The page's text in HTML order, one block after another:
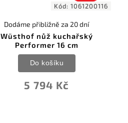
Kód:1061200116
Wüsthof nůž kuchařský
Performer 16 cm
Dodáme přibližně za 20 dní
5 794 Kč
Do košíku